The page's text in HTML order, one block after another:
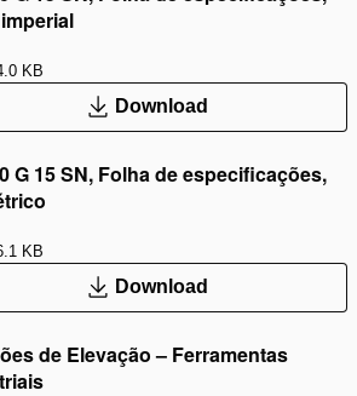
KB
Download
G 15 SN, Folha de especificações,
KB
Download
de Elevação – Ferramentas